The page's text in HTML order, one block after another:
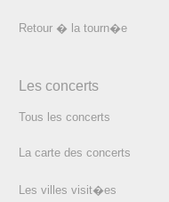
Retour � la tourn�e
Les concerts
Tous les concerts
La carte des concerts
Les villes visit�es